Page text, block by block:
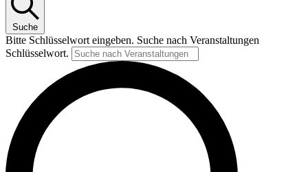
Suche
Bitte Schlüsselwort eingeben. Suche nach Veranstaltungen
Schlüsselwort.